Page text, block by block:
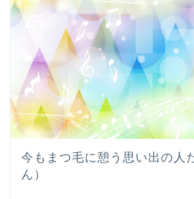
今もまつ毛に憩う思い出の
ん）